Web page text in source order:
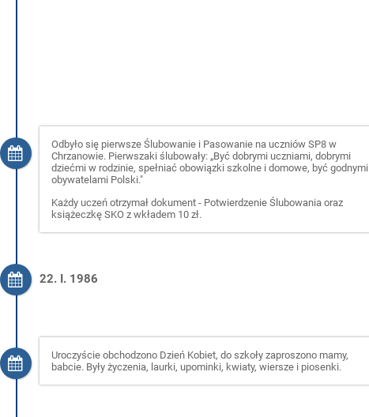
Odbyło się pierwsze Ślubowanie i Pasowanie na uczniów SP8 w
Chrzanowie. Pierwszaki ślubowały: „Być dobrymi uczniami, dobrymi
dziećmi w rodzinie, spełniać obowiązki szkolne i domowe, być godnymi
obywatelami Polski."
Każdy uczeń otrzymał dokument - Potwierdzenie Ślubowania oraz
książeczkę SKO z wkładem 10 zł.
22. I. 1986
Uroczyście obchodzono Dzień Kobiet, do szkoły zaproszono mamy,
babcie. Były życzenia, laurki, upominki, kwiaty, wiersze i piosenki.